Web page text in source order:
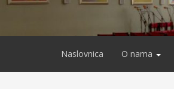
Naslovnica O nama